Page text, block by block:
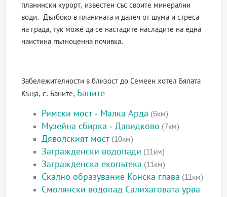
планински курорт, известен със своите минерални
води. Дълбоко в планината и далеч от шума и стреса
на града, тук може да се настадите насладите на една
наистина пълноценна почивка.
Забележителности в близост до Семеен хотел Бялата
Къща, с. Баните, Баните
Римски мост - Малка Арда (6км)
Музейна сбирка - Давидково (7км)
Дяволският мост(10км)
Загражденски водопади (11км)
Загражденска екопътека (11км)
Скално образувание Конска глава (11км)
Смолянски водопад Салихаговата урва